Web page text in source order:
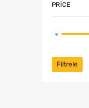
PRICE
Filtrele